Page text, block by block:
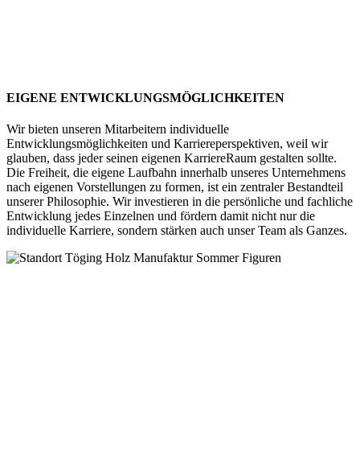
EIGENE ENTWICKLUNGSMÖGLICHKEITEN
Wir bieten unseren Mitarbeitern individuelle
Entwicklungsmöglichkeiten und Karriereperspektiven, weil wir
glauben, dass jeder seinen eigenen KarriereRaum gestalten sollte.
Die Freiheit, die eigene Laufbahn innerhalb unseres Unternehmens
nach eigenen Vorstellungen zu formen, ist ein zentraler Bestandteil
unserer Philosophie. Wir investieren in die persönliche und fachliche
Entwicklung jedes Einzelnen und fördern damit nicht nur die
individuelle Karriere, sondern stärken auch unser Team als Ganzes.